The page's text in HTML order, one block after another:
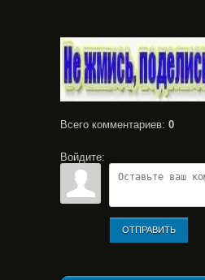
Всего комментариев: 0
Войдите:
ОТПРАВИТЬ